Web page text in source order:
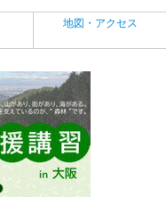
地図・アクセス